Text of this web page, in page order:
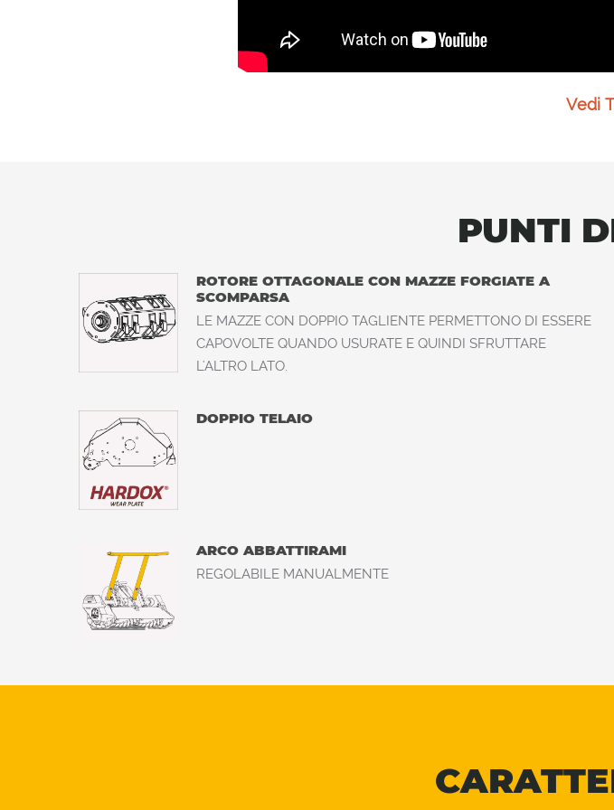
Vedi
PUNTI
ROTORE OTTAGONALE CON MAZZE FORGIATE A
SCOMPARSA
LE MAZZE CON DOPPIO TAGLIENTE PERMETTONO DI ESSERE
CAPOVOLTE QUANDO USURATE E QUINDI SFRUTTARE
L'ALTRO LATO.
DOPPIO TELAIO
ARCO ABBATTIRAMI
REGOLABILE MANUALMENTE